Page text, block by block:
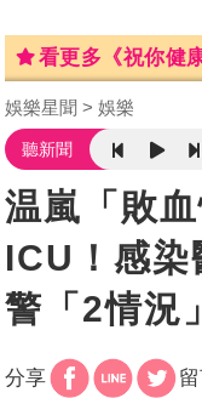
看更多《祝你健
娛樂星聞 娛樂
聽新聞
温嵐「敗
ICU！感
警「2情況
分享